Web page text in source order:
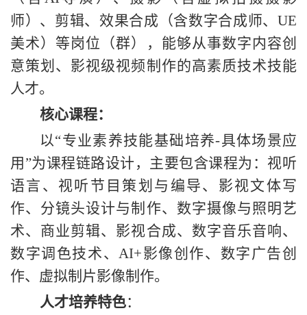
师）、剪辑、效果合成（含数字合成师、UE
美术）等岗位（群）
，能够从事数字内容创
意策划、影视级视频制作的高素质技术技能
人才。
核心课程：
以“专业素养技能基础培养-具体场景应
用”为课程链路设计，主要包含课程为：视听
语言、 视听节目策划与编导、 影视文体写
作、 分镜头设计与制作、 数字摄像与照明艺
术、 商业剪辑、影视合成、数字音乐音响、
数字调色技术、AI+影像创作、数字广告创
作、虚拟制片影像制作。
人才培养特色：